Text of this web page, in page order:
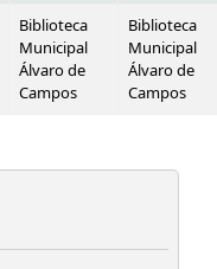
Biblioteca
Municipal
Álvaro de
Campos
Biblioteca
Municipal
Álvaro de
Campos